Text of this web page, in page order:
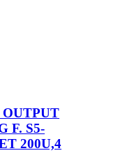
F. S5-
200U,4